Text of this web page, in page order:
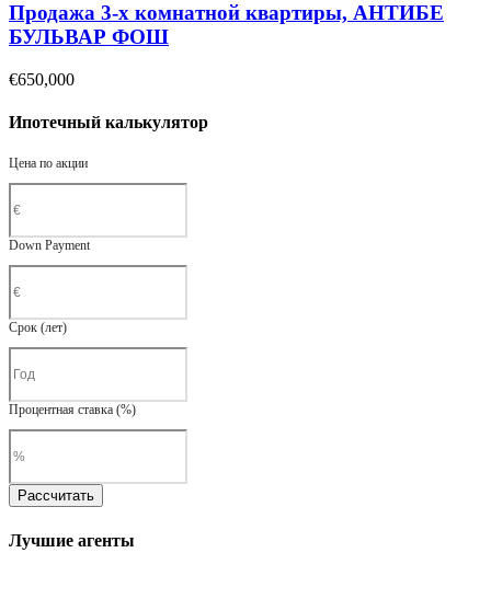
Продажа 3-х комнатной квартиры, АНТИБЕ
БУЛЬВАР ФОШ
€650,000
Ипотечный калькулятор
Цена по акции
Down Payment
Срок (лет)
Процентная ставка (%)
Рассчитать
Лучшие агенты